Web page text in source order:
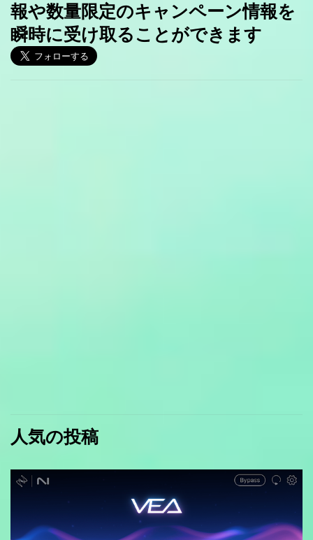
報や数量限定のキャンペーン情報を
瞬時に受け取ることができます
人気の投稿